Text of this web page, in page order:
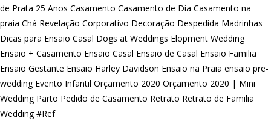
de Prata 25 Anos Casamento Casamento de Dia Casamento na
praia Chá Revelação Corporativo Decoração Despedida Madrinhas
Dicas para Ensaio Casal Dogs at Weddings Elopment Wedding
Ensaio + Casamento Ensaio Casal Ensaio de Casal Ensaio Familia
Ensaio Gestante Ensaio Harley Davidson Ensaio na Praia ensaio pre-
wedding Evento Infantil Orçamento 2020 Orçamento 2020 | Mini
Wedding Parto Pedido de Casamento Retrato Retrato de Familia
Wedding #Ref